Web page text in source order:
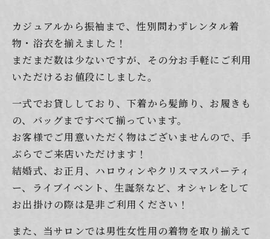
カジュアルから振袖まで、性別問わずレンタル着
物・浴衣を揃えました！
まだまだ数は少ないですが、その分お手軽にご利用
いただけるお値段にしました。
一式でお貸ししており、下着から髪飾り、お履きも
の、バッグまですべて揃っています。
お客様でご用意いただく物はございませんので、手
ぶらでご来店いただけます！
結婚式、お正月、ハロウィンやクリスマスパーティ
ー、ライブイベント、生誕祭など、 オシャレをして
お出掛けの際は是非ご利用ください！
また、当サロンでは男性女性用の着物を取り揃えて